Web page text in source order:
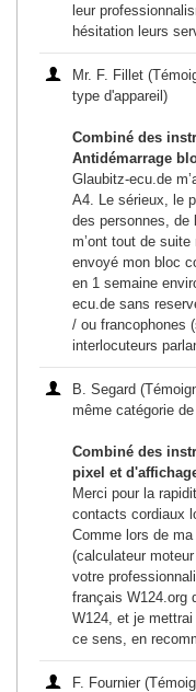
leur
hésitation leurs
Mr. F. Fillet
type d'appareil)
Combiné des
Antidémarrage
Glaubitz-ecu.de
A4. Le sérieux, le
des personnes, de
m’ont tout de
envoyé mon bloc
en 1 semaine
ecu.de sans
/ ou francophones
interlocuteurs
B. Segard
même catégorie
Combiné des
pixel et
Merci pour la
contacts cordiaux
Comme lors de
(calculateur
votre
français W124.org
W124, et je
ce sens, en
F. Fournier